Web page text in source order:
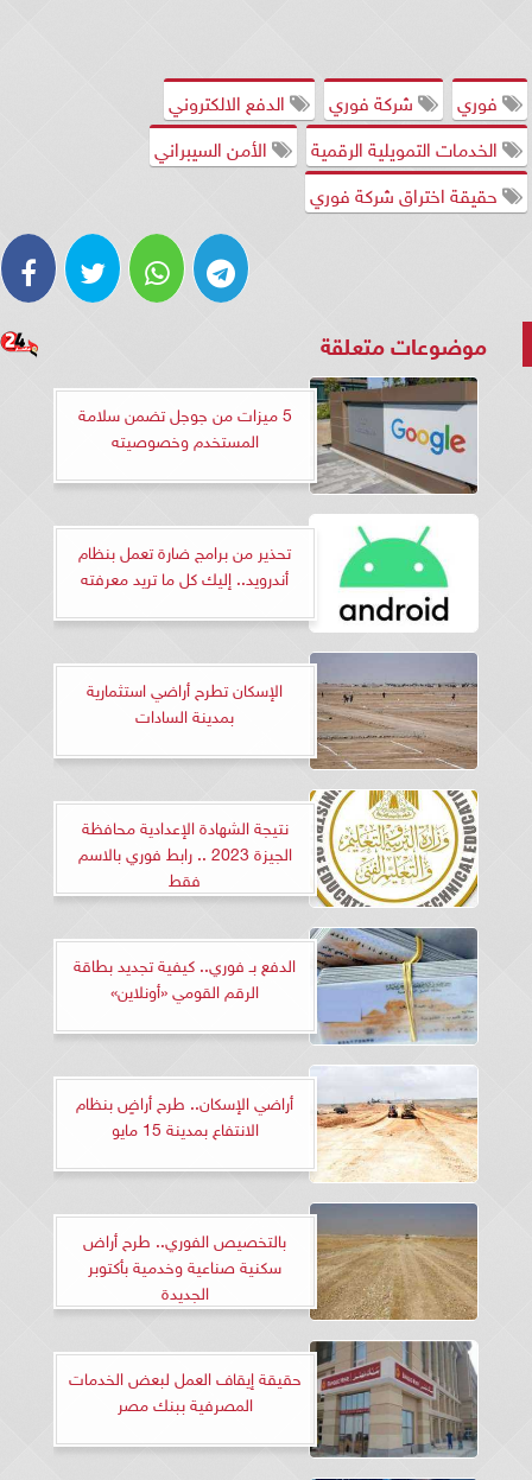
فوري شركة فوري
الدفع الالكتروني
الخدمات التمويلية الرقمية
الأمن السيبراني
حقيقة اختراق شركة فوري
موضوعات متعلقة
5 ميزات من جوجل تضمن سلامة
المستخدم وخصوصيته
تحذير من برامج ضارة تعمل بنظام
أندرويد.. إليك كل ما تريد معرفته
الإسكان تطرح أراضي استثمارية
بمدينة السادات
نتيجة الشهادة الإعدادية محافظة
الجيزة 2023 .. رابط فوري بالاسم
فقط
الدفع بـ فوري.. كيفية تجديد بطاقة
الرقم القومي «أونلاين»
أراضي الإسكان.. طرح أراضٍ بنظام
الانتفاع بمدينة 15 مايو
بالتخصيص الفوري.. طرح أراض
سكنية صناعية وخدمية بأكتوبر
الجديدة
حقيقة إيقاف العمل لبعض الخدمات
المصرفية ببنك مصر